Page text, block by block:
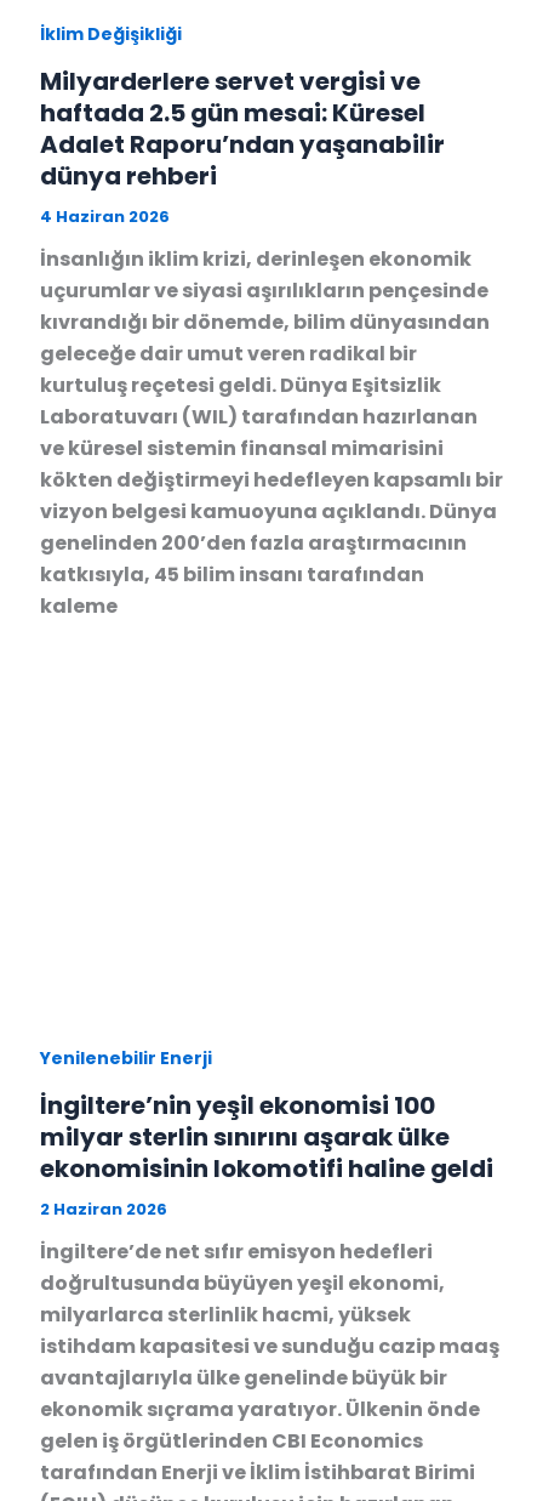
İklim Değişikliği
Milyarderlere servet vergisi ve
haftada 2.5 gün mesai: Küresel
Adalet Raporu’ndan yaşanabilir
dünya rehberi
4 Haziran 2026
İnsanlığın iklim krizi, derinleşen ekonomik
uçurumlar ve siyasi aşırılıkların pençesinde
kıvrandığı bir dönemde, bilim dünyasından
geleceğe dair umut veren radikal bir
kurtuluş reçetesi geldi. Dünya Eşitsizlik
Laboratuvarı (WIL) tarafından hazırlanan
ve küresel sistemin finansal mimarisini
kökten değiştirmeyi hedefleyen kapsamlı bir
vizyon belgesi kamuoyuna açıklandı. Dünya
genelinden 200’den fazla araştırmacının
katkısıyla, 45 bilim insanı tarafından
kaleme
Yenilenebilir Enerji
İngiltere’nin yeşil ekonomisi 100
milyar sterlin sınırını aşarak ülke
ekonomisinin lokomotifi haline geldi
2 Haziran 2026
İngiltere’de net sıfır emisyon hedefleri
doğrultusunda büyüyen yeşil ekonomi,
milyarlarca sterlinlik hacmi, yüksek
istihdam kapasitesi ve sunduğu cazip maaş
avantajlarıyla ülke genelinde büyük bir
ekonomik sıçrama yaratıyor. Ülkenin önde
gelen iş örgütlerinden CBI Economics
tarafından Enerji ve İklim İstihbarat Birimi